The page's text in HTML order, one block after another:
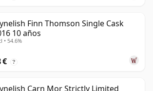
Finn Thomson Single Cask
10 años
• 54.6%
€ ?
Carn Mor Strictly Limited